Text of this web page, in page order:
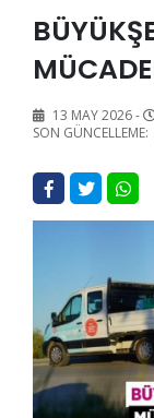
13 MAY 2026 -
SON GÜNCELLEME: